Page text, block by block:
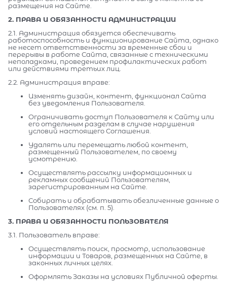
размещения на Сайте.
2. ПРАВА И ОБЯЗАННОСТИ АДМИНИСТРАЦИИ
2.1. Администрация обязуется обеспечивать
работоспособность и функционирование Сайта, однако
не несет ответственности за временные сбои и
перерывы в работе Сайта, связанные с техническими
неполадками, проведением профилактических работ
или действиями третьих лиц.
2.2. Администрация вправе:
Изменять дизайн, контент, функционал Сайта
без уведомления Пользователя.
Ограничивать доступ Пользователя к Сайту или
его отдельным разделам в случае нарушения
условий настоящего Соглашения.
Удалять или перемещать любой контент,
размещенный Пользователем, по своему
усмотрению.
Осуществлять рассылку информационных и
рекламных сообщений Пользователям,
зарегистрированным на Сайте.
Собирать и обрабатывать обезличенные данные о
Пользователях (см. п. 5).
3. ПРАВА И ОБЯЗАННОСТИ ПОЛЬЗОВАТЕЛЯ
3.1. Пользователь вправе:
Осуществлять поиск, просмотр, использование
информации и Товаров, размещенных на Сайте, в
законных личных целях.
Оформлять Заказы на условиях Публичной оферты.